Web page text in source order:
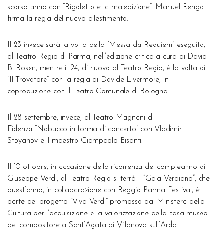
scorso anno con “Rigoletto e la maledizione”. Manuel Renga
firma la regia del nuovo allestimento.
Il 23 invece sarà la volta della “Messa da Requiem” eseguita,
al Teatro Regio di Parma, nell’edizione critica a cura di David
B. Rosen, mentre il 24, di nuovo al Teatro Regio, è la volta di
“Il Trovatore” con la regia di Davide Livermore, in
coproduzione con il Teatro Comunale di Bologna.
Il 28 settembre, invece, al Teatro Magnani di
Fidenza “Nabucco in forma di concerto” con Vladimir
Stoyanov e il maestro Giampaolo Bisanti.
Il 10 ottobre, in occasione della ricorrenza del compleanno di
Giuseppe Verdi, al Teatro Regio si terrà il “Gala Verdiano”, che
quest’anno, in collaborazione con Reggio Parma Festival, è
parte del progetto “Viva Verdi” promosso dal Ministero della
Cultura per l’acquisizione e la valorizzazione della casa-museo
del compositore a Sant’Agata di Villanova sull’Arda.